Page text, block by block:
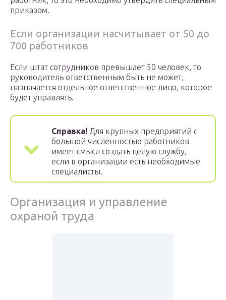
приказом.
Если организации насчитывает от 50 до
700 работников
Если штат сотрудников превышает 50 человек, то
руководитель ответственным быть не может,
назначается отдельное ответственное лицо, которое
будет управлять.
Справка! Для крупных предприятий с
большой численностью работников
имеет смысл создать целую службу,
если в организации есть необходимые
специалисты.
Организация и управление
охраной труда